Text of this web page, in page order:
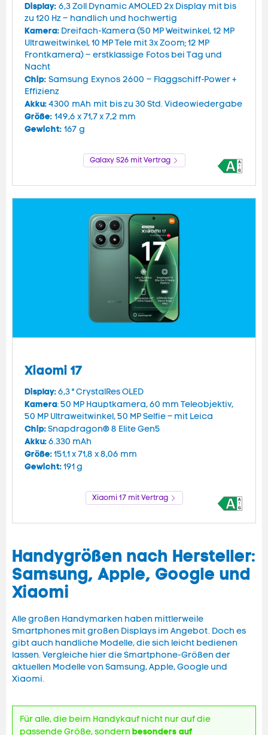
Display: 6,3 Zoll Dynamic AMOLED 2x Display mit bis
zu 120 Hz – handlich und hochwertig
Kamera: Dreifach-Kamera (50 MP Weitwinkel, 12 MP
Ultraweitwinkel, 10 MP Tele mit 3x Zoom; 12 MP
Frontkamera) – erstklassige Fotos bei Tag und
Nacht
Chip: Samsung Exynos 2600 – Flaggschiff-Power +
Effizienz
Akku:4300 mAh mit bis zu 30 Std. Videowiedergabe
Größe: 149,6 x 71,7 x 7,2 mm
Gewicht: 167 g
Galaxy S26 mit Vertrag
Xiaomi 17
Display:6,3 " CrystalRes OLED
Kamera: 50 MP Hauptkamera, 60 mm Teleobjektiv,
50 MP Ultraweitwinkel, 50 MP Selfie – mit Leica
Chip:Snapdragon® 8 Elite Gen5
Akku:6.330 mAh
Größe:151,1 x 71,8 x 8,06 mm
Gewicht:191 g
Xiaomi 17 mit Vertrag
Handygrößen nach Hersteller:
Samsung, Apple, Google und
Xiaomi
Alle großen Handymarken haben mittlerweile
Smartphones mit großen Displays im Angebot. Doch es
gibt auch handliche Modelle, die sich leicht bedienen
lassen. Vergleiche hier die Smartphone-Größen der
aktuellen Modelle von Samsung, Apple, Google und
Xiaomi.
Für alle, die beim Handykauf nicht nur auf die
passende Größe, sondern besonders auf